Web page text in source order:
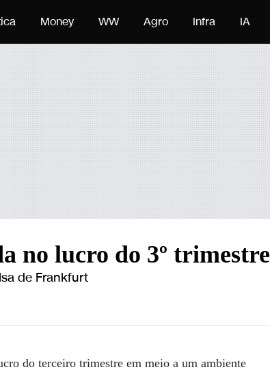
Money WW Agro Infra IA
no lucro do 3º trimestre
de Frankfurt
do terceiro trimestre em meio a um ambiente